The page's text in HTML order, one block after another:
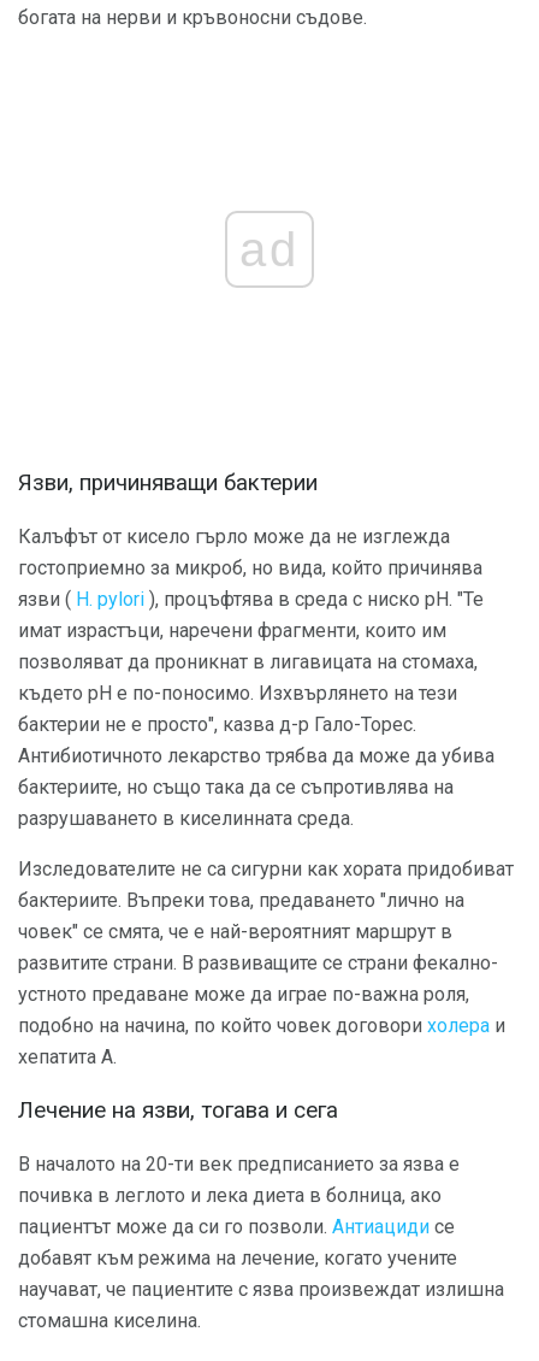
богата на нерви и кръвоносни съдове.
ad
Язви, причиняващи бактерии
Калъфът от кисело гърло може да не изглежда
гостоприемно за микроб, но вида, който причинява
язви ( H. pylori ), процъфтява в среда с ниско рН. "Те
имат израстъци, наречени фрагменти, които им
позволяват да проникнат в лигавицата на стомаха,
където рН е по-поносимо. Изхвърлянето на тези
бактерии не е просто", казва д-р Гало-Торес.
Антибиотичното лекарство трябва да може да убива
бактериите, но също така да се съпротивлява на
разрушаването в киселинната среда.
Изследователите не са сигурни как хората придобиват
бактериите. Въпреки това, предаването "лично на
човек" се смята, че е най-вероятният маршрут в
развитите страни. В развиващите се страни фекално-
устното предаване може да играе по-важна роля,
подобно на начина, по който човек договори холера и
хепатита А.
Лечение на язви, тогава и сега
В началото на 20-ти век предписанието за язва е
почивка в леглото и лека диета в болница, ако
пациентът може да си го позволи. Антиациди се
добавят към режима на лечение, когато учените
научават, че пациентите с язва произвеждат излишна
стомашна киселина.